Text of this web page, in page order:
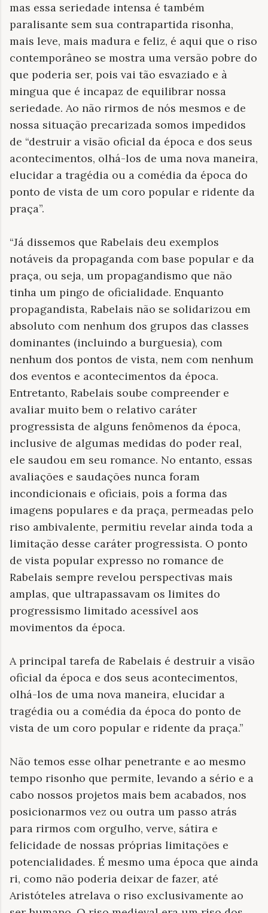
mas essa seriedade intensa é também
paralisante sem sua contrapartida risonha,
mais leve, mais madura e feliz, é aqui que o riso
contemporâneo se mostra uma versão pobre do
que poderia ser, pois vai tão esvaziado e à
mingua que é incapaz de equilibrar nossa
seriedade. Ao não rirmos de nós mesmos e de
nossa situação precarizada somos impedidos
de “destruir a visão oficial da época e dos seus
acontecimentos, olhá-los de uma nova maneira,
elucidar a tragédia ou a comédia da época do
ponto de vista de um coro popular e ridente da
praça”.
“Já dissemos que Rabelais deu exemplos
notáveis da propaganda com base popular e da
praça, ou seja, um propagandismo que não
tinha um pingo de oficialidade. Enquanto
propagandista, Rabelais não se solidarizou em
absoluto com nenhum dos grupos das classes
dominantes (incluindo a burguesia), com
nenhum dos pontos de vista, nem com nenhum
dos eventos e acontecimentos da época.
Entretanto, Rabelais soube compreender e
avaliar muito bem o relativo caráter
progressista de alguns fenômenos da época,
inclusive de algumas medidas do poder real,
ele saudou em seu romance. No entanto, essas
avaliações e saudações nunca foram
incondicionais e oficiais, pois a forma das
imagens populares e da praça, permeadas pelo
riso ambivalente, permitiu revelar ainda toda a
limitação desse caráter progressista. O ponto
de vista popular expresso no romance de
Rabelais sempre revelou perspectivas mais
amplas, que ultrapassavam os limites do
progressismo limitado acessível aos
movimentos da época.
A principal tarefa de Rabelais é destruir a visão
oficial da época e dos seus acontecimentos,
olhá-los de uma nova maneira, elucidar a
tragédia ou a comédia da época do ponto de
vista de um coro popular e ridente da praça.”
Não temos esse olhar penetrante e ao mesmo
tempo risonho que permite, levando a sério e a
cabo nossos projetos mais bem acabados, nos
posicionarmos vez ou outra um passo atrás
para rirmos com orgulho, verve, sátira e
felicidade de nossas próprias limitações e
potencialidades. É mesmo uma época que ainda
ri, como não poderia deixar de fazer, até
Aristóteles atrelava o riso exclusivamente ao